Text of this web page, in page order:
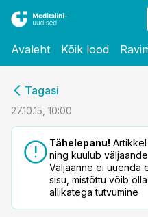
Avaleht Kõik lood
Tagasi
27.10.15, 10:00
Tähelepanu!
ning kuulub
Väljaanne ei uuenda
sisu, mistõttu võib
allikatega tutvumine